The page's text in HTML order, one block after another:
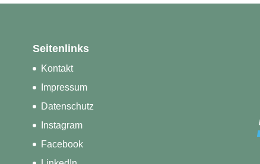
Seitenlinks
Kontakt
Impressum
Datenschutz
Instagram
Facebook